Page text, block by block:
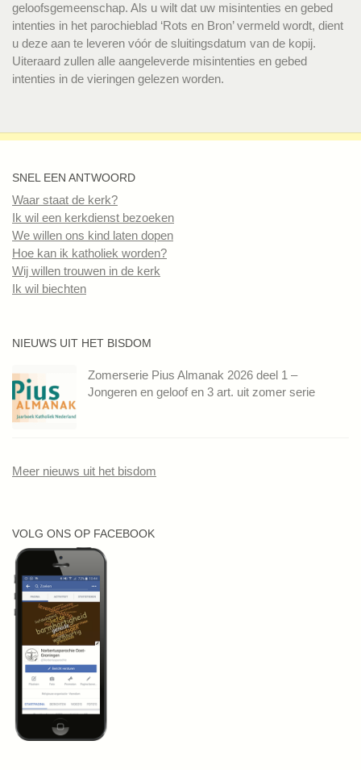
geloofsgemeenschap. Als u wilt dat uw misintenties en gebed
intenties in het parochieblad ‘Rots en Bron’ vermeld wordt, dient
u deze aan te leveren vóór de sluitingsdatum van de kopij.
Uiteraard zullen alle aangeleverde misintenties en gebed
intenties in de vieringen gelezen worden.
SNEL EEN ANTWOORD
Waar staat de kerk?
Ik wil een kerkdienst bezoeken
We willen ons kind laten dopen
Hoe kan ik katholiek worden?
Wij willen trouwen in de kerk
Ik wil biechten
NIEUWS UIT HET BISDOM
Zomerserie Pius Almanak 2026 deel 1 –
Jongeren en geloof en 3 art. uit zomer serie
Meer nieuws uit het bisdom
VOLG ONS OP FACEBOOK